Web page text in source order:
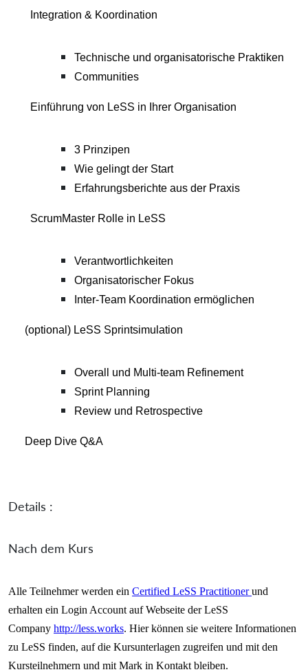
Integration & Koordination
Technische und organisatorische Praktiken
Communities
Einführung von LeSS in Ihrer Organisation
3 Prinzipen
Wie gelingt der Start
Erfahrungsberichte aus der Praxis
ScrumMaster Rolle in LeSS
Verantwortlichkeiten
Organisatorischer Fokus
Inter-Team Koordination ermöglichen
(optional) LeSS Sprintsimulation
Overall und Multi-team Refinement
Sprint Planning
Review und Retrospective
Deep Dive Q&A
Details :
Nach dem Kurs
Alle Teilnehmer werden ein Certified LeSS Practitionerund
erhalten ein Login Account auf Webseite der LeSS
Company http://less.works. Hier können sie weitere Informationen
zu LeSS finden, auf die Kursunterlagen zugreifen und mit den
Kursteilnehmern und mit Mark in Kontakt bleiben.